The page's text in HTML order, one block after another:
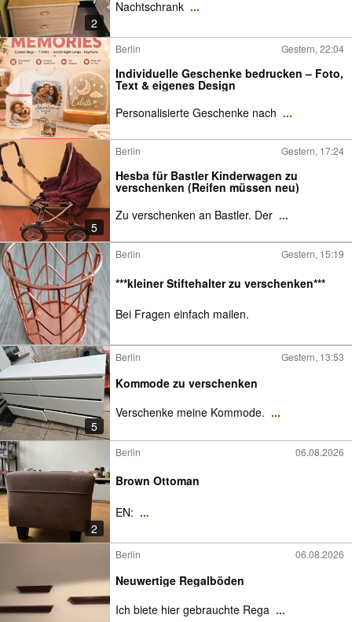
2
Nachtschrank ...
Berlin Gestern, 22:04
Individuelle Geschenke bedrucken – Foto,
Text & eigenes Design
Personalisierte Geschenke nach ...
5
Berlin Gestern, 17:24
Hesba für Bastler Kinderwagen zu
verschenken (Reifen müssen neu)
Zu verschenken an Bastler. Der ...
Berlin Gestern, 15:19
***kleiner Stiftehalter zu verschenken***
Bei Fragen einfach mailen.
5
Berlin Gestern, 13:53
Kommode zu verschenken
Verschenke meine Kommode. ...
2
Berlin 06.08.2026
Brown Ottoman
EN: ...
Berlin 06.08.2026
Neuwertige Regalböden
Ich biete hier gebrauchte Rega ...